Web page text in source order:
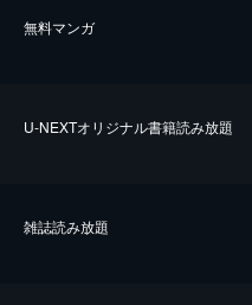
無料マンガ
U-NEXTオリジナル書籍読み放題
雑誌読み放題